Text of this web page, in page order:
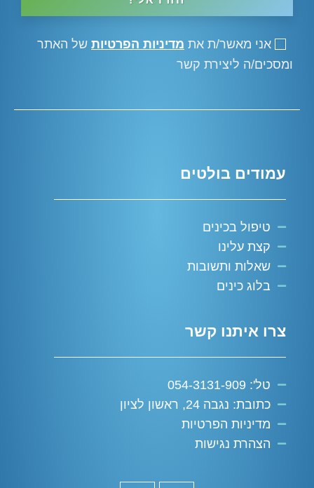
אני מאשר/ת את מדיניות הפרטיות של האתר
ומסכים/ה ליצירת קשר
עמודים בולטים
טיפול בכינים
קצת עלינו
שאלות ותשובות
בלוג כינים
צרו איתנו קשר
טל': 054-3131-909
כתובת: נגבה 24, ראשון לציון
מדיניות הפרטיות
הצהרת נגישות